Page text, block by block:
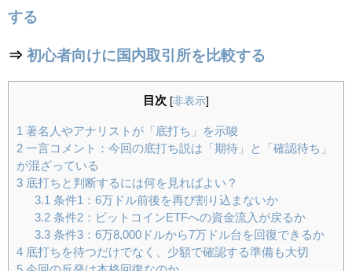
する
⇒ 初心者向けに国内取引所を比較する
目次 [非表示]
1 著名人やアナリストが「底打ち」を示唆
2 一言コメント：今回の底打ち説は「期待」と「確認待ち」
が混ざっている
3 底打ちと判断するには何を見ればよい？
3.1 条件1：6万ドル前後を再び割り込まないか
3.2条件2：ビットコインETFへの資金流入が戻るか
3.3条件3：6万8,000ドルから7万ドル台を回復できるか
4 底打ちを待つだけでなく、少額で確認する準備も大切